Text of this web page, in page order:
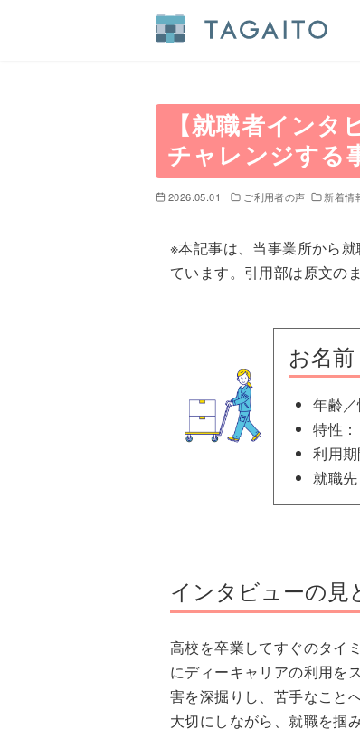
【就職者インタ
チャレンジする
2026.05.01 ご利用者の声 新着情
※本記事は、当事業所から
ています。引用部は原文の
お名前
年齢
特性：
利用
就職
インタビューの見
高校を卒業してすぐのタイ
にディーキャリアの利用を
害を深掘りし、苦手なこと
大切にしながら、就職を掴